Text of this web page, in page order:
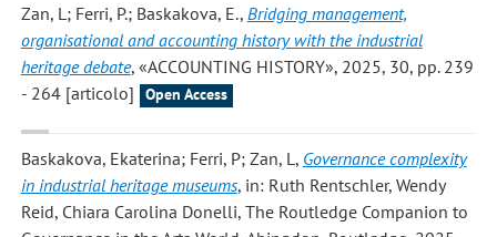
Zan, L; Ferri, P.; Baskakova, E., Bridging management,
organisational and accounting history with the industrial
heritage debate, «ACCOUNTING HISTORY», 2025, 30, pp. 239
- 264 [articolo]
Open Access
Baskakova, Ekaterina; Ferri, P; Zan, L, Governance complexity
in industrial heritage museums, in: Ruth Rentschler, Wendy
Reid, Chiara Carolina Donelli, The Routledge Companion to